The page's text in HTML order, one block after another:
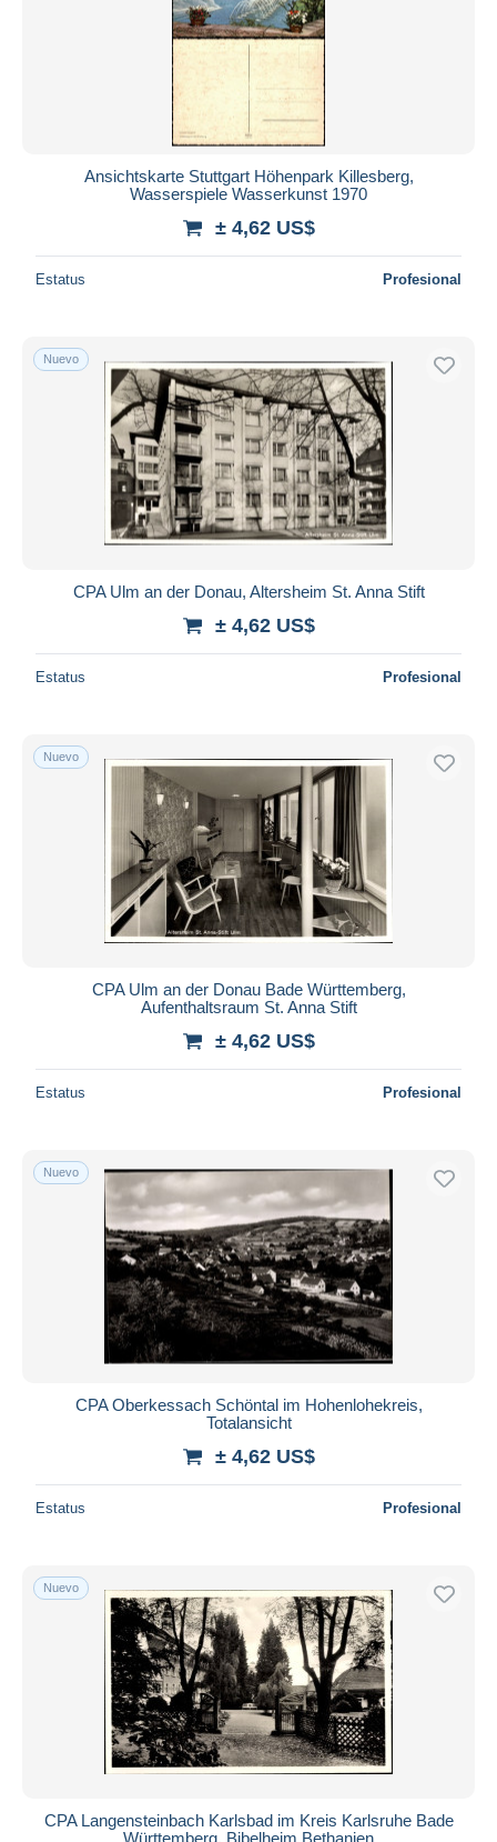
Ansichtskarte Stuttgart Höhenpark Killesberg,
Wasserspiele Wasserkunst 1970
± 4,62 US$
Estatus Profesional
Nuevo
CPA Ulm an der Donau, Altersheim St. Anna Stift
± 4,62 US$
Estatus Profesional
Nuevo
CPA Ulm an der Donau Bade Württemberg,
Aufenthaltsraum St. Anna Stift
± 4,62 US$
Estatus Profesional
Nuevo
CPA Oberkessach Schöntal im Hohenlohekreis,
Totalansicht
± 4,62 US$
Estatus Profesional
Nuevo
CPA Langensteinbach Karlsbad im Kreis Karlsruhe Bade
Württemberg, Bibelheim Bethanien